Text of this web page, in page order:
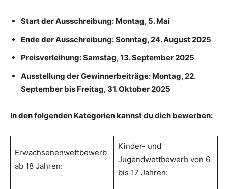
Start der Ausschreibung: Montag, 5. Mai
Ende der Ausschreibung: Sonntag, 24. August 2025
Preisverleihung: Samstag, 13. September 2025
Ausstellung der Gewinnerbeiträge: Montag, 22.
September bis Freitag, 31. Oktober 2025
In den folgenden Kategorien kannst du dich bewerben:
Erwachsenenwettbewerb
ab 18 Jahren:
Kinder- und
Jugendwettbewerb von 6
bis 17 Jahren: